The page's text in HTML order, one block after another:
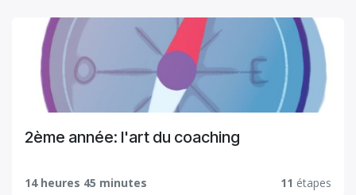
2ème année: l'art du coaching
14 heures 45 minutes 11 étapes